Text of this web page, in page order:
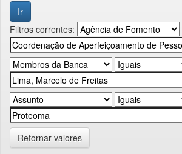
Filtros correntes:
Retornar valores